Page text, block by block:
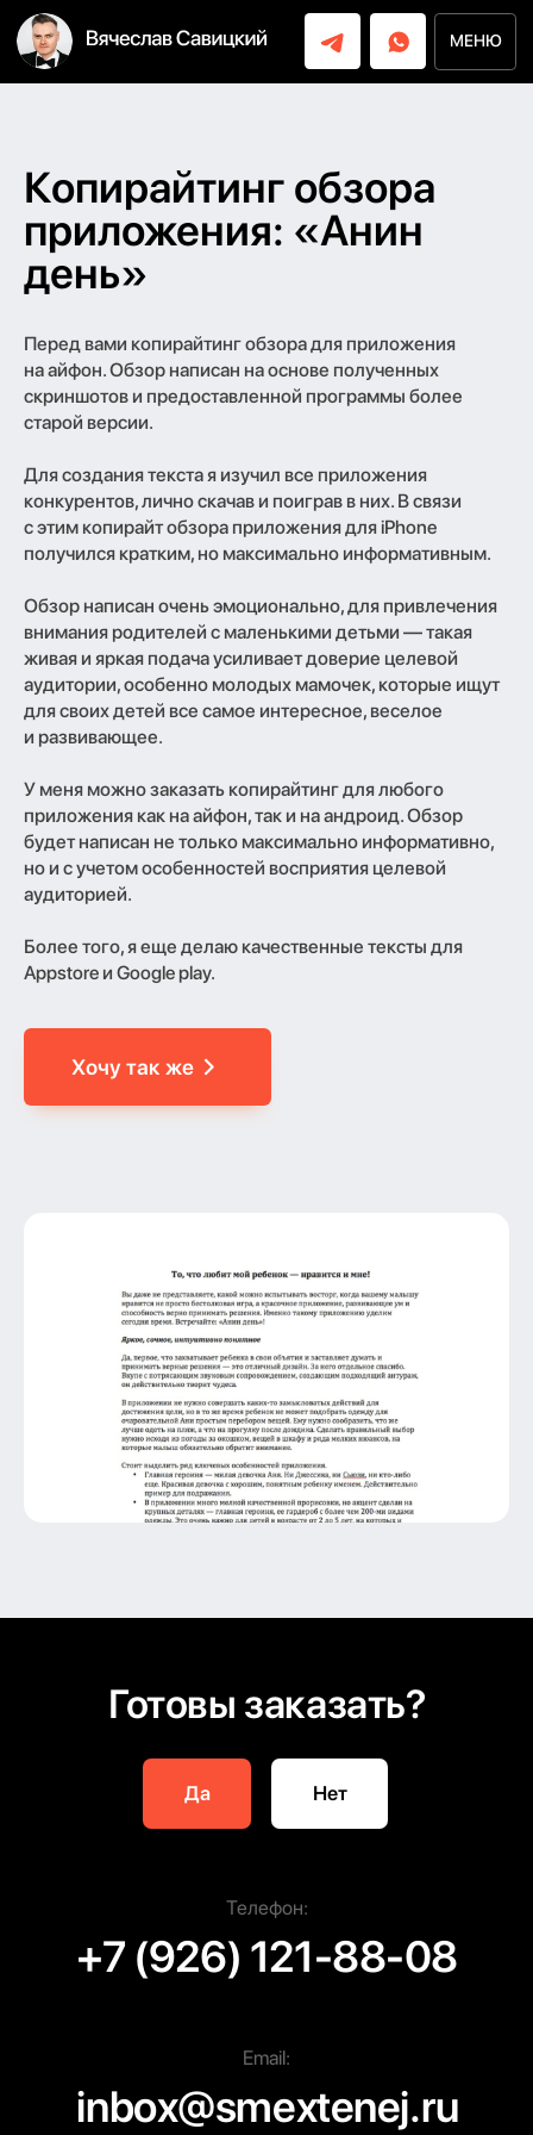
Копирайтинг обзора
приложения: «Анин
день»
Перед вами копирайтинг обзора для приложения
на айфон. Обзор написан на основе полученных
скриншотов и предоставленной программы более
старой версии.
Для создания текста я изучил все приложения
конкурентов, лично скачав и поиграв в них. В связи
с этим копирайт обзора приложения для iPhone
получился кратким, но максимально информативным.
Обзор написан очень эмоционально, для привлечения
внимания родителей с маленькими детьми — такая
живая и яркая подача усиливает доверие целевой
аудитории, особенно молодых мамочек, которые ищут
для своих детей все самое интересное, веселое
и развивающее.
У меня можно заказать копирайтинг для любого
приложения как на айфон, так и на андроид. Обзор
будет написан не только максимально информативно,
но и с учетом особенностей восприятия целевой
аудиторией.
Более того, я еще делаю качественные тексты для
Appstore и Google play.
Хочу так же
Нет
Информация на сайте не является публичной офертой
inbox@smextenej.ru
Email:
+7 (926) 121-88-08
Телефон: